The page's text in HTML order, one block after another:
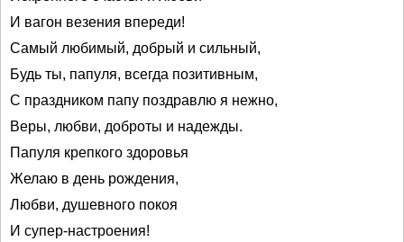
И вагон везения впереди!
Самый любимый, добрый и сильный,
Будь ты, папуля, всегда позитивным,
С праздником папу поздравлю я нежно,
Веры, любви, доброты и надежды.
Папуля крепкого здоровья
Желаю в день рождения,
Любви, душевного покоя
И супер-настроения!